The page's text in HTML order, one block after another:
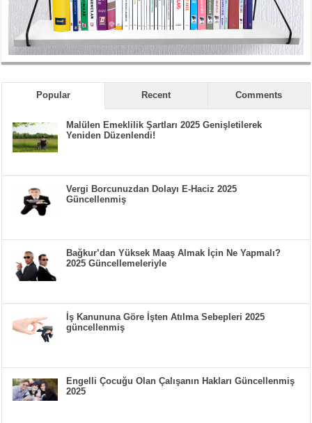
Popular Recent Comments
Malülen Emeklilik Şartları 2025 Genişletilerek
Yeniden Düzenlendi!
Vergi Borcunuzdan Dolayı E-Haciz 2025
Güncellenmiş
Bağkur’dan Yüksek Maaş Almak İçin Ne Yapmalı?
2025 Güncellemeleriyle
İş Kanununa Göre İşten Atılma Sebepleri 2025
güncellenmiş
Engelli Çocuğu Olan Çalışanın Hakları Güncellenmiş
2025